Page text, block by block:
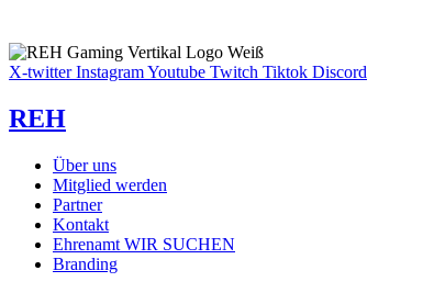
X-twitter InstagramYoutube Twitch Tiktok Discord
REH
Über uns
Mitglied werden
Partner
Kontakt
Ehrenamt WIR SUCHEN
Branding